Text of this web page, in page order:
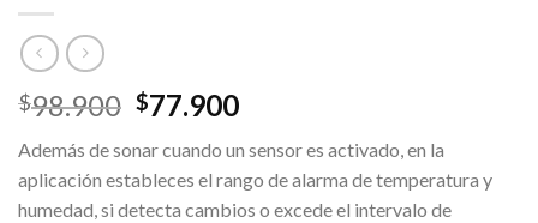
$98.900 Original
was:
$98.900.
$77.900Current
is:
$77.900.
Además de sonar cuando un sensor es activado, en la
aplicación estableces el rango de alarma de temperatura y
humedad, si detecta cambios o excede el intervalo de